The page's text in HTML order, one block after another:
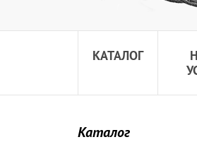
КАТАЛОГ
Каталог